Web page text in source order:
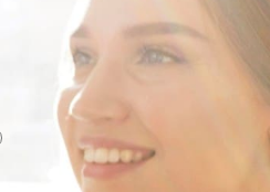
Nuno Ferreira
Parceiro confiável e
Escolher a Descomplicar.pt para